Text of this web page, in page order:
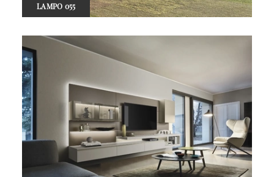
LAMPO 055